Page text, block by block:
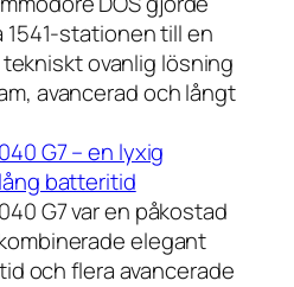
stationen till en
ovanlig lösning
avancerad och långt
G7 – en lyxig
batteritid
G7 var en påkostad
elegant
och flera avancerade